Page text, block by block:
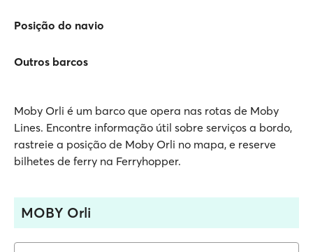
Posição do navio
Outros barcos
Moby Orli é um barco que opera nas rotas de Moby
Lines. Encontre informação útil sobre serviços a bordo,
rastreie a posição de Moby Orli no mapa, e reserve
bilhetes de ferry na Ferryhopper.
MOBY Orli